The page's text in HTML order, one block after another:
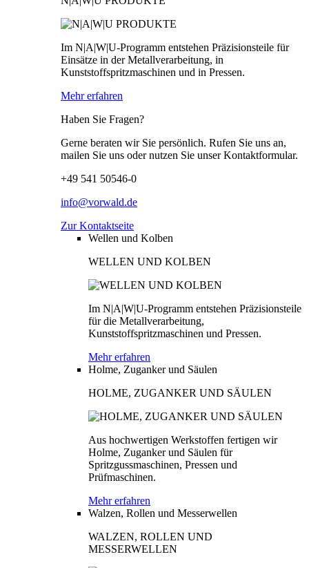
Im N|A|W|U-Programm entstehen Präzisionsteile für
Einsätze in der Metallverarbeitung, in
Kunststoffspritzmaschinen und in Pressen.
Mehr erfahren
Haben Sie Fragen?
Gerne beraten wir Sie persönlich. Rufen Sie uns an,
mailen Sie uns oder nutzen Sie unser Kontaktformular.
+49 541 50546-0
info@vorwald.de
Zur Kontaktseite
Wellen und Kolben
WELLEN UND KOLBEN
Im N|A|W|U-Programm entstehen Präzisionsteile
für die Metallverarbeitung,
Kunststoffspritzmaschinen und Pressen.
Mehr erfahren
Holme, Zuganker und Säulen
HOLME, ZUGANKER UND SÄULEN
Aus hochwertigen Werkstoffen fertigen wir
Holme, Zuganker und Säulen für
Spritzgussmaschinen, Pressen und
Prüfmaschinen.
Mehr erfahren
Walzen, Rollen und Messerwellen
WALZEN, ROLLEN UND
MESSERWELLEN